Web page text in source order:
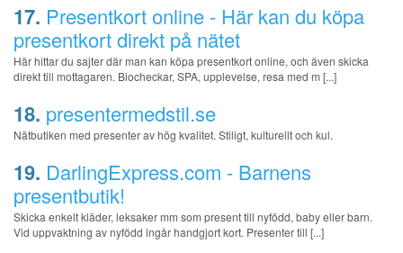
17. Presentkort online - Här kan du köpa
presentkort direkt på nätet
Här hittar du sajter där man kan köpa presentkort online, och även skicka
direkt till mottagaren. Biocheckar, SPA, upplevelse, resa med m [...]
18. presentermedstil.se
Nätbutiken med presenter av hög kvalitet. Stiligt, kulturellt och kul.
19. DarlingExpress.com - Barnens
presentbutik!
Skicka enkelt kläder, leksaker mm som present till nyfödd, baby eller barn.
Vid uppvaktning av nyfödd ingår handgjort kort. Presenter till [...]